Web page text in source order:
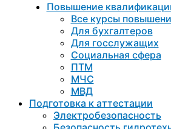
Повышение
Все курсы
Для бухгалтеров
Для госслужащих
Социальная сфера
ПТМ
МЧС
МВД
Подготовка к aттестации
Электробезопасность